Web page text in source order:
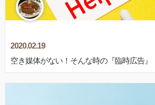
2020.02.19
空き媒体がない！そんな時の『臨時広告』